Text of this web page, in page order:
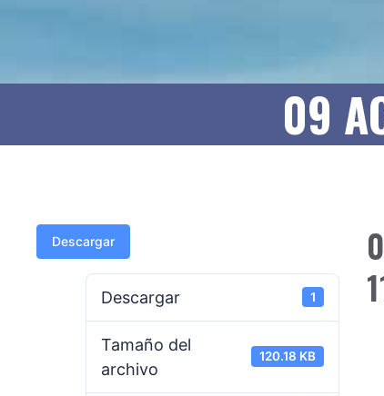
09
Descargar
Descargar 1
Tamaño del
archivo
120.18 KB